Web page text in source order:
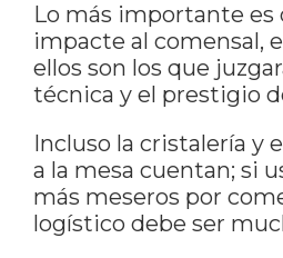
Lo más importante es
impacte al comensal,
ellos son los que
técnica y el prestigio
Incluso la cristalería y
a la mesa cuentan; si
más meseros por
logístico debe ser